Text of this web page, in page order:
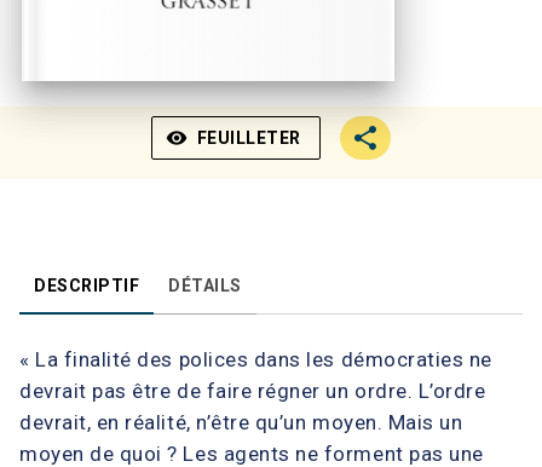
visibility FEUILLETER
DESCRIPTIF DÉTAILS
« La finalité des polices dans les démocraties ne
devrait pas être de faire régner un ordre. L’ordre
devrait, en réalité, n’être qu’un moyen. Mais un
moyen de quoi ? Les agents ne forment pas une